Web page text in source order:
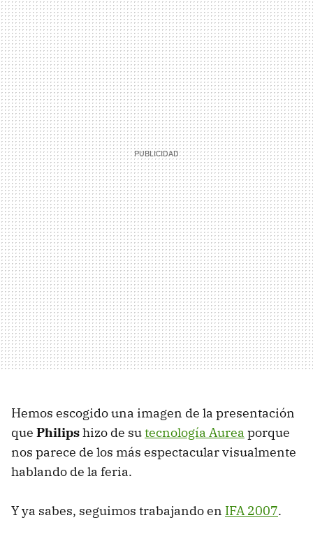
Hemos escogido una imagen de la presentación
que Philipshizo de sutecnología Aurea porque
nos parece de los más espectacular visualmente
hablando de la feria.
Y ya sabes, seguimos trabajando en IFA 2007.